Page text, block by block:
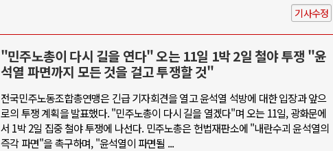
기사수정
"민주노총이 다시 길을 연다" 오는 11일 1박 2일 철야 투쟁 "윤
석열 파면까지 모든 것을 걸고 투쟁할 것"
전국민주노동조합총연맹은 긴급 기자회견을 열고 윤석열 석방에 대한 입장과 앞으
로의 투쟁 계획을 발표했다. "민주노총이 다시 길을 열겠다"며 오는 11일, 광화문에
서 1박 2일 집중 철야 투쟁에 나선다. 민주노총은 헌법재판소에 "내란수괴 윤석열의
즉각 파면"을 촉구하며, "윤석열이 파면될 ...